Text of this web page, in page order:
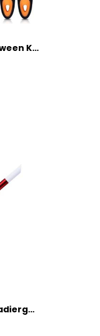
Bymugo 7-teiliges Halloween Kürbis Schnitzset, Professionelle Hochbelastbare Edelstahlwerkzeuge, Schnitzmesser und Löffel, Ergonomisches Griff Kürbis Schnitzset, Halloween Party Dekorationszubehör
Ldabrye Panel-Linien-Radiergummi, Modellwischen, saubere Stick-Werkzeuge für Montage, Modellbau, Doppelspitzen, 3 mm, 5 mm Spitzen, leichtes Miniatur-Reinigungswerkzeug